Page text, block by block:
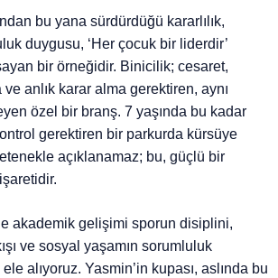
bu yana sürdürdüğü kararlılık,
duygusu, ‘Her çocuk bir liderdir’
bir örneğidir. Binicilik; cesaret,
anlık karar alma gerektiren, aynı
özel bir branş. 7 yaşında bu kadar
gerektiren bir parkurda kürsüye
açıklanamaz; bu, güçlü bir
akademik gelişimi sporun disiplini,
ve sosyal yaşamın sorumluluk
alıyoruz. Yasmin’in kupası, aslında bu